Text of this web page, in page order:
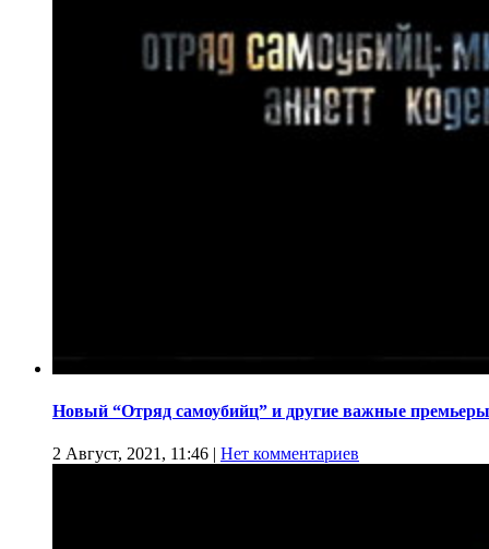
Новый “Отряд самоубийц” и другие важные премьеры
2 Август, 2021, 11:46 | Нет комментариев